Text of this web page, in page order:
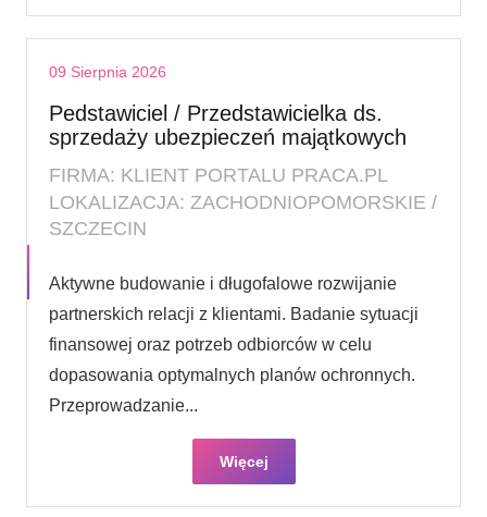
09 Sierpnia 2026
Pedstawiciel / Przedstawicielka ds.
sprzedaży ubezpieczeń majątkowych
FIRMA: KLIENT PORTALU PRACA.PL
LOKALIZACJA: ZACHODNIOPOMORSKIE /
SZCZECIN
Aktywne budowanie i długofalowe rozwijanie
partnerskich relacji z klientami. Badanie sytuacji
finansowej oraz potrzeb odbiorców w celu
dopasowania optymalnych planów ochronnych.
Przeprowadzanie...
Więcej